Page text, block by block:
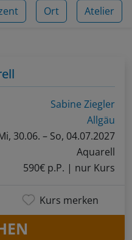
Ort Atelier
Sabine Ziegler
Allgäu
30.06. – So, 04.07.2027
Aquarell
590€ p.P. | nur Kurs
Kurs merken